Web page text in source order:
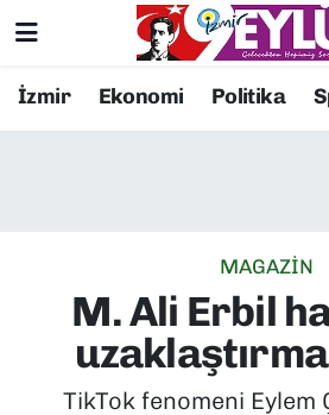
İzmir Ekonomi Politika
MAGAZİN
M. Ali Erbil
TikTok fenomeni Eylem
Resmi İlanlar
EKONOMİ
KÜLTÜR SANAT
Konak Nöbetçi Eczaneler
Süper Lig Puan Durumu
Tüm Manşetler
Son Dakika Haberleri